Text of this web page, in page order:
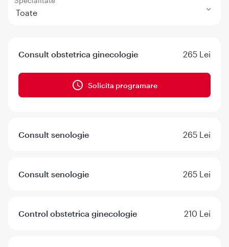
Toate
Consult obstetrica ginecologie 265 Lei
Solicita programare
Consult senologie 265 Lei
Consult senologie 265 Lei
Control obstetrica ginecologie 210 Lei